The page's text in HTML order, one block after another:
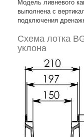
Модель ливневого
выполнена с
подключения
Схема лотка
уклона